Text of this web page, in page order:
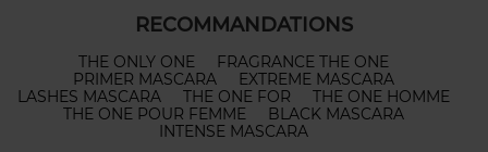
RECOMMANDATIONS
THE ONLY ONE
FRAGRANCE THE ONE
PRIMER MASCARA
EXTREME MASCARA
LASHES MASCARA
THE ONE FOR
THE ONE HOMME
THE ONE POUR FEMME
BLACK MASCARA
INTENSE MASCARA